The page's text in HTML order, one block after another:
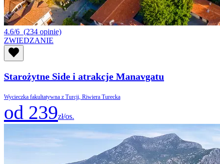
4.6/6 (234 opinie)
ZWIEDZANIE
Starożytne Side i atrakcje Manavgatu
Wycieczka fakultatywna z Turcji, Riwiera Turecka
od 239zł/os.